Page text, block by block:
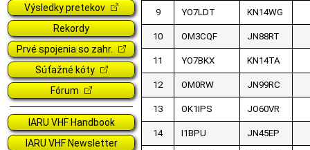
Výsledky pretekov
Rekordy
Prvé spojenia so zahr.
Súťažné kóty
Fórum
IARU VHF Handbook
IARU VHF Newsletter
9 YO7LDT KN14WG
10 OM3CQF JN88RT
11 YO7BKX KN14TA
12 OM0RW JN99RC
13 OK1IPS JO60VR
14 I1BPU JN45EP